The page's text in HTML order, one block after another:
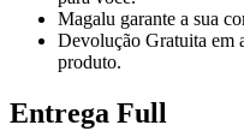
Magalu garante a sua
Devolução Gratuita em
produto.
Entrega Full